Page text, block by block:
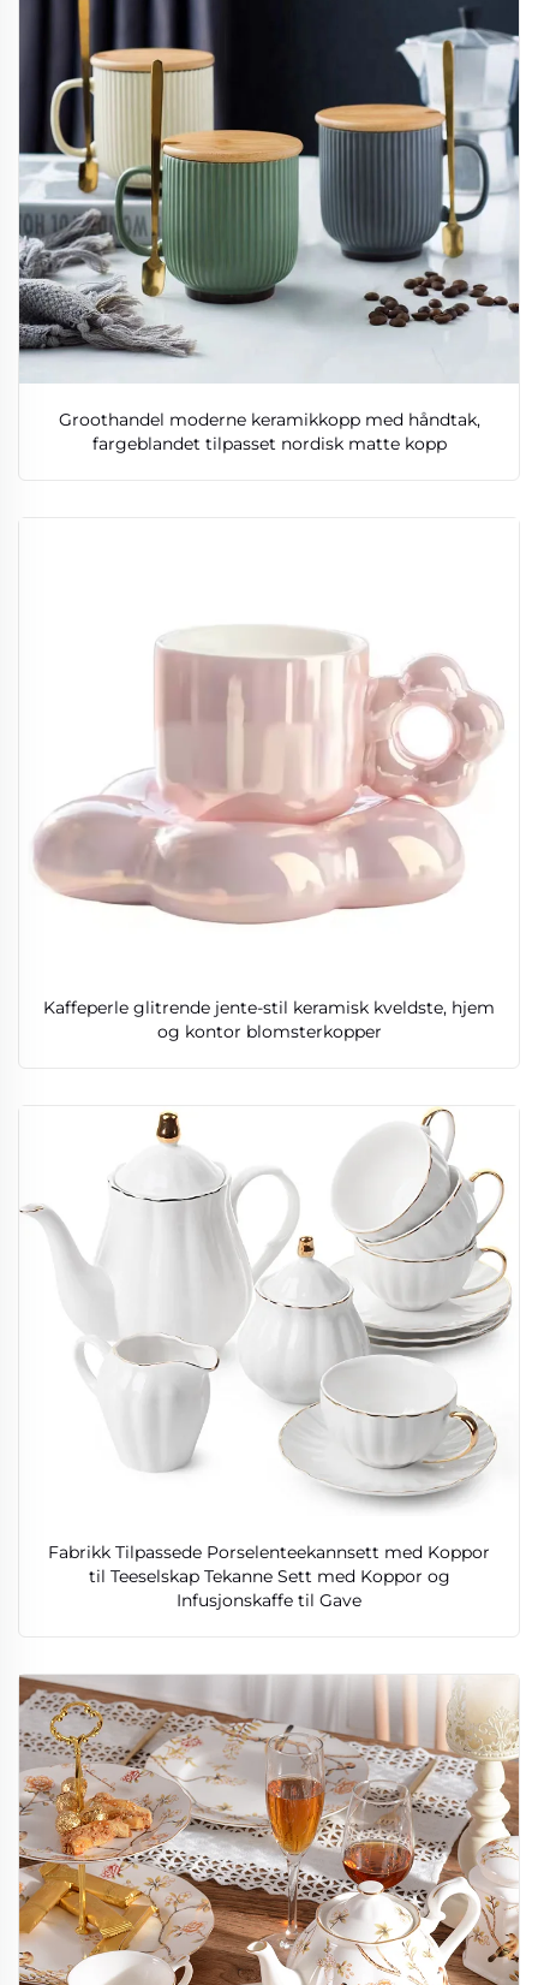
Groothandel moderne keramikkopp med håndtak,
fargeblandet tilpasset nordisk matte kopp
Kaffeperle glitrende jente-stil keramisk kveldste, hjem
og kontor blomsterkopper
Fabrikk Tilpassede Porselenteekannsett med Koppor
til Teeselskap Tekanne Sett med Koppor og
Infusjonskaffe til Gave